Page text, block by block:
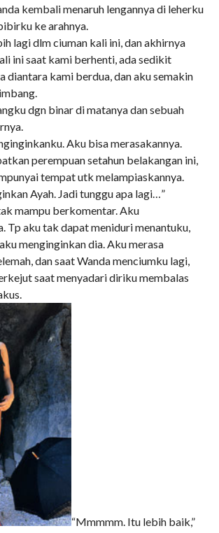
kembali menaruh lengannya di leherku
ke arahnya.
lagi dlm ciuman kali ini, dan akhirnya
ini saat kami berhenti, ada sedikit
diantara kami berdua, dan aku semakin
dgn binar di matanya dan sebuah
Aku bisa merasakannya.
perempuan setahun belakangan ini,
tempat utk melampiaskannya.
Ayah. Jadi tunggu apa lagi…”
mampu berkomentar. Aku
Tp aku tak dapat meniduri menantuku,
menginginkan dia. Aku merasa
dan saat Wanda menciumku lagi,
saat menyadari diriku membalas
“Mmmmm. Itu lebih baik,”